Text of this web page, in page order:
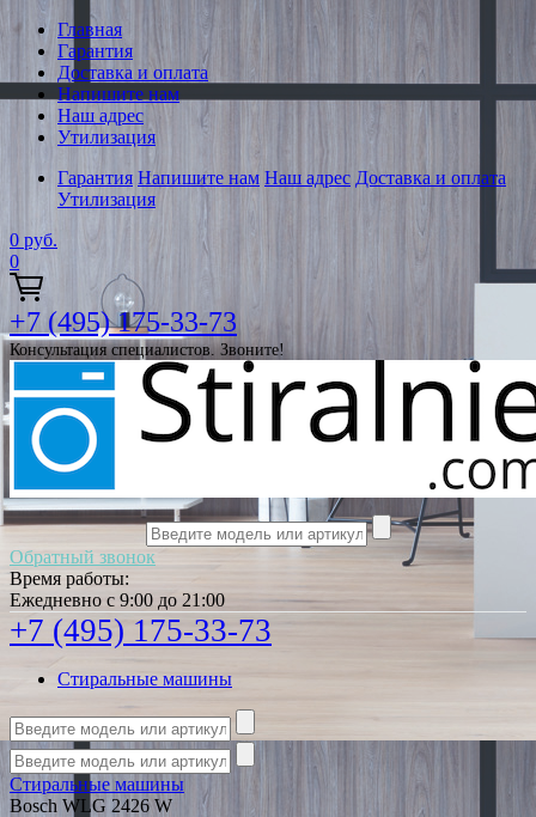
Главная
Гарантия
Доставка и оплата
Напишите нам
Наш адрес
Утилизация
Гарантия Напишите нам Наш адрес Доставка и оплата
Утилизация
0 руб.
0
+7 (495) 175-33-73
Консультация специалистов. Звоните!
Обратный звонок
Время работы:
Ежедневно с 9:00 до 21:00
+7 (495) 175-33-73
Стиральные машины
Стиральные машины
Bosch WLG 2426 W